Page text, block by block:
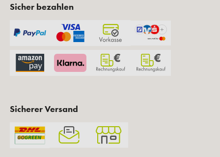
Sicher bezahlen
Sicherer Versand